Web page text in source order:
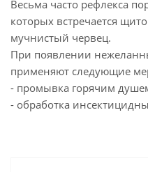
Весьма часто рефлекса
которых встречается
мучнистый червец.
При появлении
применяют следующие
- промывка горячим
- обработка